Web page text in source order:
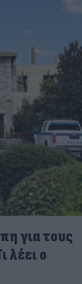
για τους
λέει ο